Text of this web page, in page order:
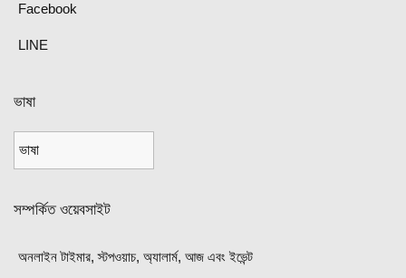
Facebook
LINE
ভাষা
সম্পর্কিত ওয়েবসাইট
অনলাইন টাইমার, স্টপওয়াচ, অ্যালার্ম, আজ এবং ইভেন্ট